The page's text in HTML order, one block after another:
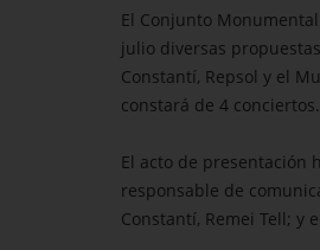
El Conjunto
julio diversas
Constantí, Repsol y el
constará de 4
El acto de presentación
responsable de
Constantí, Remei Tell; y